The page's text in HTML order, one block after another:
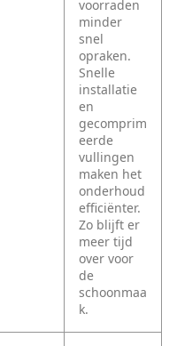
voorraden
minder
snel
opraken.
Snelle
installatie
en
gecomprim
eerde
vullingen
maken het
onderhoud
efficiënter.
Zo blijft er
meer tijd
over voor
de
schoonmaa
k.